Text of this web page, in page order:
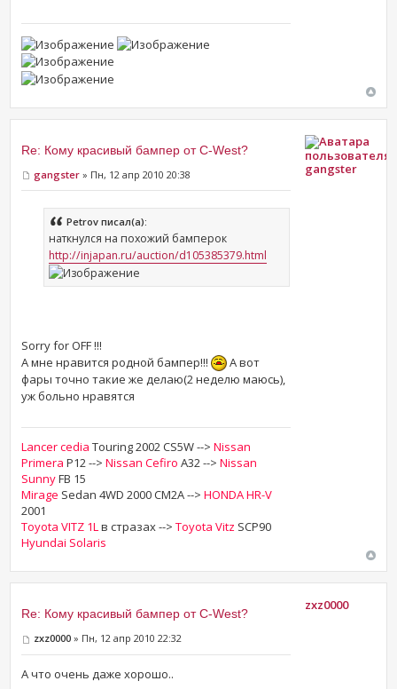
Re: Кому красивый бампер от C-West?
gangster » Пн, 12 апр 2010 20:38
Petrov писал(а):
наткнулся на похожий бамперок
http://injapan.ru/auction/d105385379.html
Sorry for OFF !!!
А мне нравится родной бампер!!!
А вот
фары точно такие же делаю(2 неделю маюсь),
уж больно нравятся
Lancer cedia Touring 2002 CS5W -->Nissan
Primera P12 -->Nissan Cefiro A32 -->Nissan
SunnyFB 15
Mirage Sedan 4WD 2000 CM2A -->HONDA HR-V
2001
Toyota VITZ 1Lв стразах -->Toyota Vitz SCP90
Hyundai Solaris
gangster
Re: Кому красивый бампер от C-West?
zxz0000 » Пн, 12 апр 2010 22:32
А что очень даже хорошо..
zxz0000